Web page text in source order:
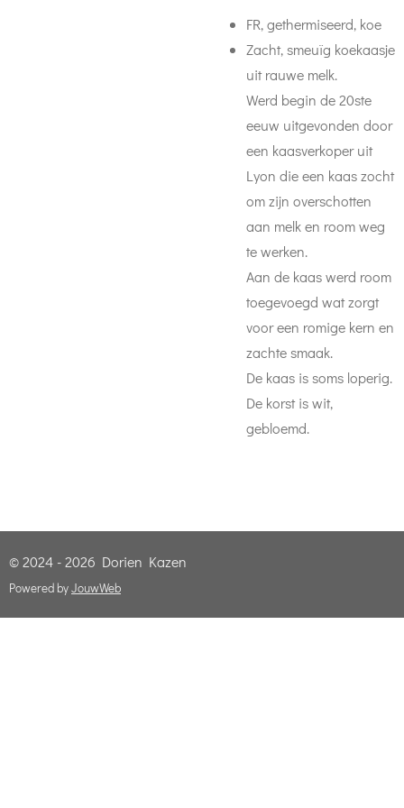
FR, gethermiseerd, koe
Zacht, smeuïg koekaasje
uit rauwe melk.
Werd begin de 20ste
eeuw uitgevonden door
een kaasverkoper uit
Lyon die een kaas zocht
om zijn overschotten
aan melk en room weg
te werken.
Aan de kaas werd room
toegevoegd wat zorgt
voor een romige kern en
zachte smaak.
De kaas is soms loperig.
De korst is wit,
gebloemd.
© 2024 - 2026 Dorien Kazen
Powered byJouwWeb